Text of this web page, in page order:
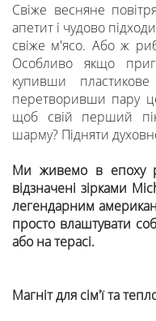
Свіже весняне
апетит і чудово
свіже м'ясо. Або ж
Особливо якщо
купивши
перетворивши пару
щоб свій перший
шарму? Підняти
Ми живемо в епоху
відзначені зірками
легендарним
просто влаштувати
або на терасі.
Магніт для сім'ї та